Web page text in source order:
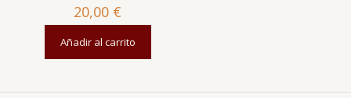
20,00 €
Añadir al carrito